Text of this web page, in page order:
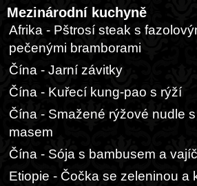
Mezinárodní kuchyně
Afrika - Pštrosí steak s
pečenými bramborami
Čína - Jarní závitky
Čína - Kuřecí kung-pao s rýží
Čína - Smažené rýžové nudle
masem
Čína - Sója s bambusem a
Etiopie - Čočka se zeleninou a